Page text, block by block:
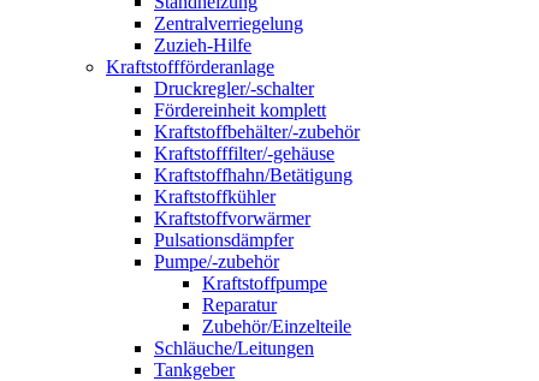
Zentralverriegelung
Zuzieh-Hilfe
Kraftstoffförderanlage
Druckregler/-schalter
Fördereinheit komplett
Kraftstoffbehälter/-zubehör
Kraftstofffilter/-gehäuse
Kraftstoffhahn/Betätigung
Kraftstoffkühler
Kraftstoffvorwärmer
Pulsationsdämpfer
Pumpe/-zubehör
Kraftstoffpumpe
Reparatur
Zubehör/Einzelteile
Schläuche/Leitungen
Tankgeber